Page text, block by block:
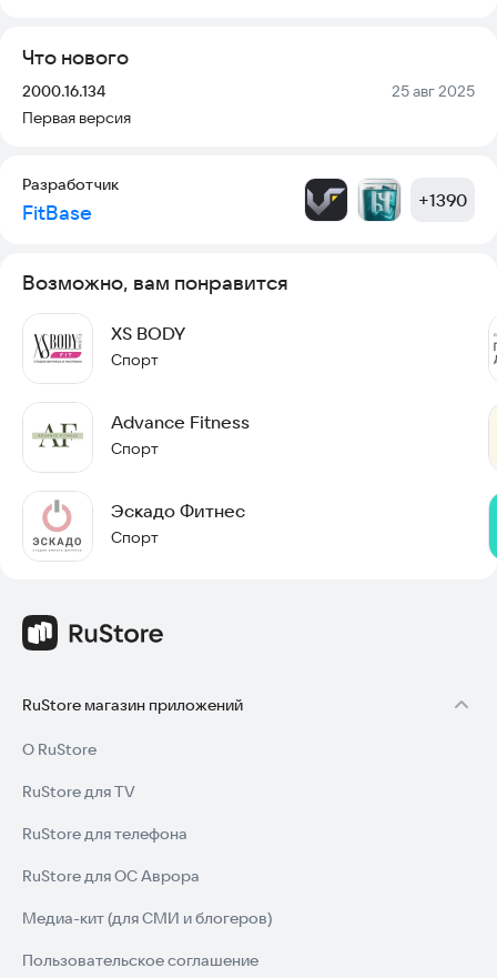
- Быть в курсе новостей и акций;
Что нового
Версия:
2000.16.134 Дата:
25 авг 2025
Первая версия
Разработчик
FitBase +1390
Возможно, вам понравится
XS BODY
Спорт
Advance Fitness
Спорт
Эскадо Фитнес
Спорт
RuStore магазин приложений
О RuStore
RuStore для TV
RuStore для телефона
RuStore для ОС Аврора
Медиа-кит (для СМИ и блогеров)
Пользовательское соглашение